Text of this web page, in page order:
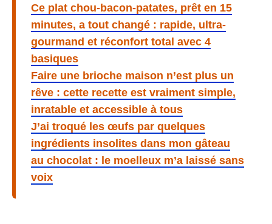
Ce plat chou-bacon-patates, prêt en 15
minutes, a tout changé : rapide, ultra-
gourmand et réconfort total avec 4
basiques
Faire une brioche maison n’est plus un
rêve : cette recette est vraiment simple,
inratable et accessible à tous
J’ai troqué les œufs par quelques
ingrédients insolites dans mon gâteau
au chocolat : le moelleux m’a laissé sans
voix